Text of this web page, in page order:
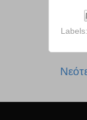
Labels: